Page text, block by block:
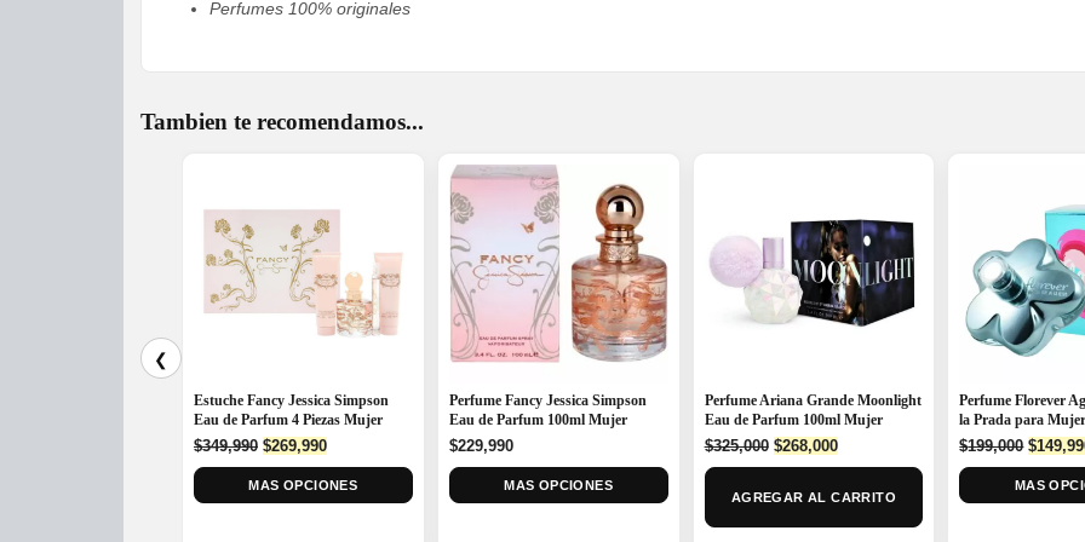
Perfumes 100% originales
Tambien te recomendamos...
❮
Estuche Fancy Jessica Simpson
Eau de Parfum 4 Piezas Mujer
$349,990 Original
price
was:
$349,990.
$269,990Current
price
is:
$269,990.
MAS OPCIONES
Perfume Fancy Jessica Simpson
Eau de Parfum 100ml Mujer
$229,990
MAS OPCIONES
Perfume Ariana Grande Moonlight
Eau de Parfum 100ml Mujer
$325,000 Original
price
$268,000Current
price
AGREGAR AL CARRITO
Perfume Florever
la Prada para
$199,000
price
was:
$
MAS